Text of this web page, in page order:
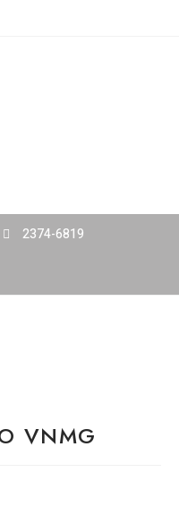
2374-6819
VNMG